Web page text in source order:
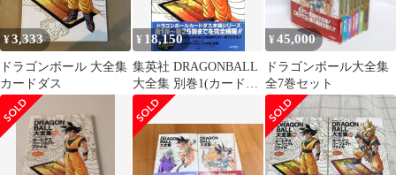
¥3,333
ドラゴンボール 大全集
カードダス
¥ 18,150
集英社 DRAGONBALL
大全集 別巻1(カード・
帯付) (完品)
¥45,000
ドラゴンボール大全集
全7巻セット